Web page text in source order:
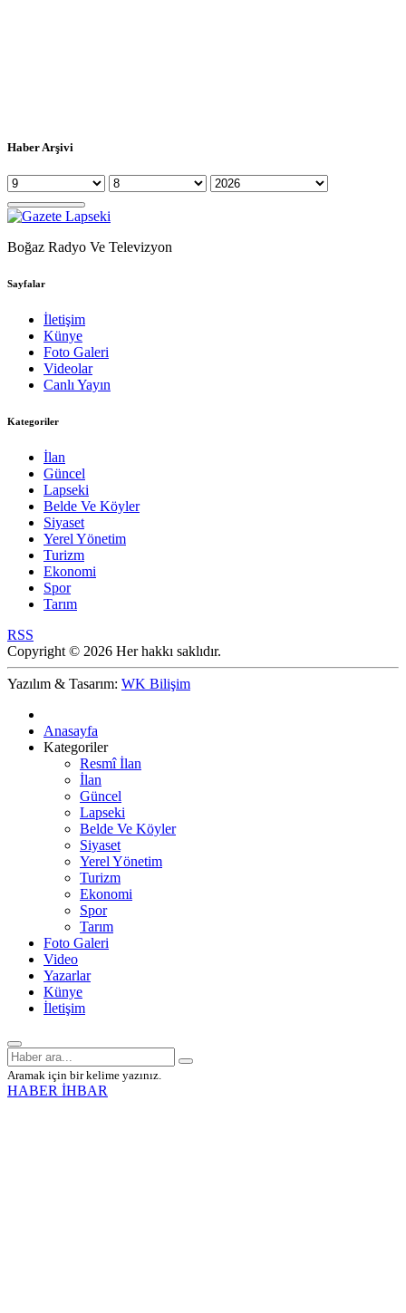
Haber Arşivi
Boğaz Radyo Ve Televizyon
Sayfalar
İletişim
Künye
Foto Galeri
Videolar
Canlı Yayın
Kategoriler
İlan
Güncel
Lapseki
Belde Ve Köyler
Siyaset
Yerel Yönetim
Turizm
Ekonomi
Spor
Tarım
RSS
Copyright © 2026 Her hakkı saklıdır.
Yazılım & Tasarım: WK Bilişim
Anasayfa
Kategoriler
Resmî İlan
İlan
Güncel
Lapseki
Belde Ve Köyler
Siyaset
Yerel Yönetim
Turizm
Ekonomi
Spor
Tarım
Foto Galeri
Video
Yazarlar
Künye
İletişim
Aramak için bir kelime yazınız.
HABER İHBAR